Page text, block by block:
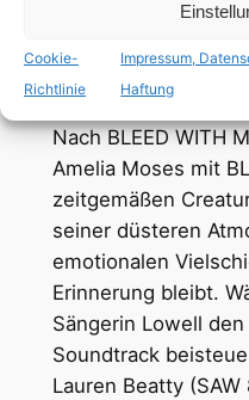
Cookie-
Richtlinie
Impressum,
Haftung
abgelegenen
zu arbeiten, beginnt
herauszufinden,
Nach BLEED WITH
Amelia Moses mit
zeitgemäßen
seiner düsteren
emotionalen
Erinnerung bleibt.
Sängerin Lowell
Soundtrack
Lauren Beatty (SAW